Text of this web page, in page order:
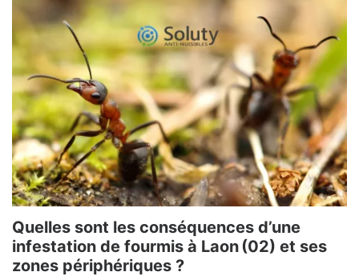
Quelles sont les conséquences d’une
infestation de fourmis à Laon (02) et ses
zones périphériques ?